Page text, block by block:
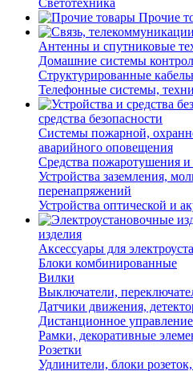
Прочие
Антенны и спутниковые
Домашние системы
Структурированные
Телефонные системы,
средства безопасности
Системы пожарной,
аварийного оповещения
Средства пожаротушения
Устройства заземления,
перенапряжений
Устройства оптической и
изделия
Аксессуары для
Блоки комбинированные
Вилки
Выключатели,
Датчики движения,
Дистанционное
Рамки, декоративные
Розетки
Удлинители, блоки